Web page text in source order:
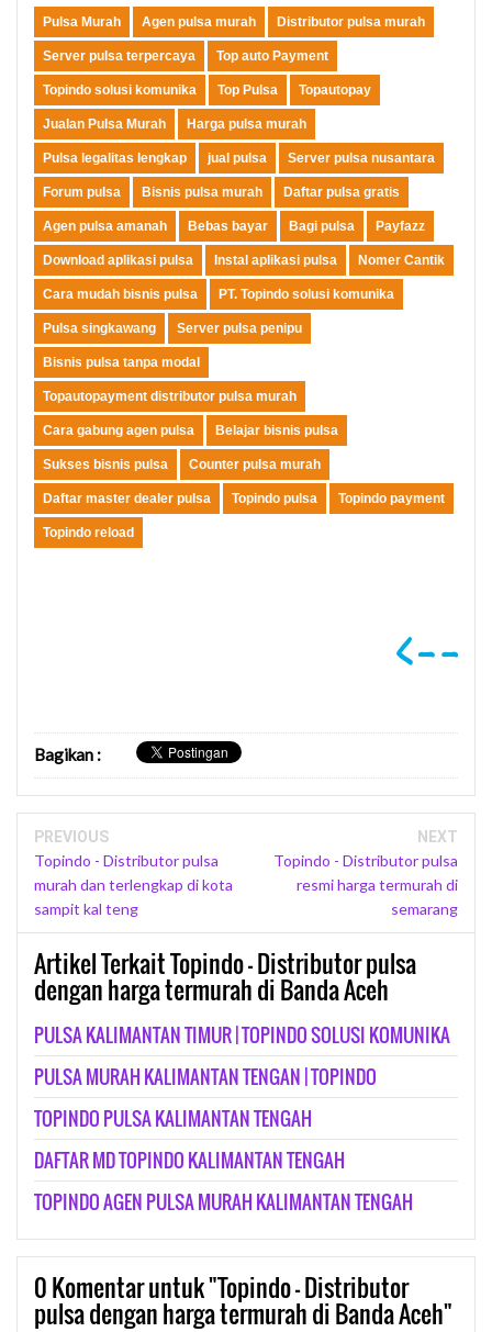
Pulsa Murah Agen pulsa murah Distributor pulsa murah
Server pulsa terpercaya Top auto Payment
Topindo solusi komunika Top Pulsa Topautopay
Jualan Pulsa Murah Harga pulsa murah
Pulsa legalitas lengkap jual pulsa Server pulsa nusantara
Forum pulsa Bisnis pulsa murah Daftar pulsa gratis
Agen pulsa amanah Bebas bayar Bagi pulsa Payfazz
Download aplikasi pulsa Instal aplikasi pulsa Nomer Cantik
Cara mudah bisnis pulsa PT. Topindo solusi komunika
Pulsa singkawang Server pulsa penipu
Bisnis pulsa tanpa modal
Topautopayment distributor pulsa murah
Cara gabung agen pulsa Belajar bisnis pulsa
Sukses bisnis pulsa Counter pulsa murah
Daftar master dealer pulsa Topindo pulsa Topindo payment
Topindo reload
Bagikan :
PREVIOUS
Topindo - Distributor pulsa
murah dan terlengkap di kota
sampit kal teng
NEXT
Topindo - Distributor pulsa
resmi harga termurah di
semarang
Artikel Terkait Topindo - Distributor pulsa
dengan harga termurah di Banda Aceh
PULSA KALIMANTAN TIMUR | TOPINDO SOLUSI KOMUNIKA
PULSA MURAH KALIMANTAN TENGAN | TOPINDO
TOPINDO PULSA KALIMANTAN TENGAH
DAFTAR MD TOPINDO KALIMANTAN TENGAH
TOPINDO AGEN PULSA MURAH KALIMANTAN TENGAH
0Komentar untuk "Topindo - Distributor
pulsa dengan harga termurah di Banda Aceh"